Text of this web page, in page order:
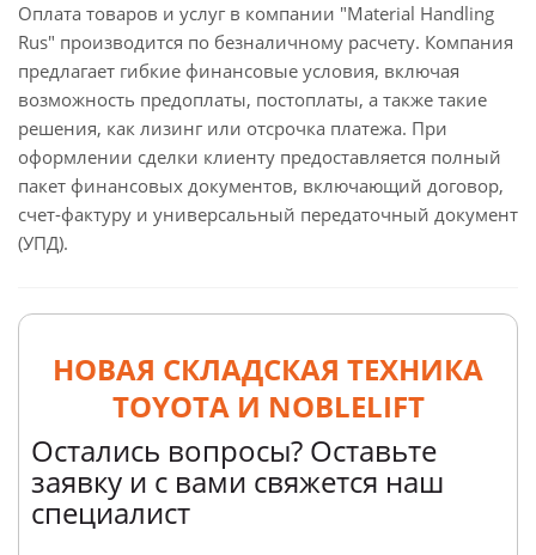
Оплата товаров и услуг в компании "Material Handling
Rus" производится по безналичному расчету. Компания
предлагает гибкие финансовые условия, включая
возможность предоплаты, постоплаты, а также такие
решения, как лизинг или отсрочка платежа. При
оформлении сделки клиенту предоставляется полный
пакет финансовых документов, включающий договор,
счет-фактуру и универсальный передаточный документ
(УПД).
НОВАЯ СКЛАДСКАЯ ТЕХНИКА
TOYOTA И NOBLELIFT
Остались вопросы? Оставьте
заявку и с вами свяжется наш
специалист